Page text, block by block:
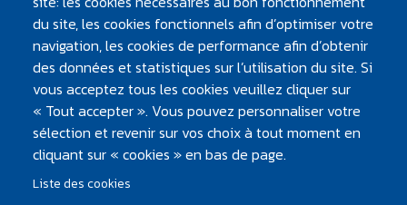
À VOIR, À LIRE
Atlantic'eau
le Mag
Articles, dossiers, chiffres clés... retrouvez toute
l'info en ligne !
du site, les cookies fonctionnels afin d’optimiser votre
navigation, les cookies de performance afin d’obtenir
des données et statistiques sur l’utilisation du site. Si
vous acceptez tous les cookies veuillez cliquer sur
« Tout accepter ». Vous pouvez personnaliser votre
sélection et revenir sur vos choix à tout moment en
cliquant sur « cookies » en bas de page.
Liste des cookies